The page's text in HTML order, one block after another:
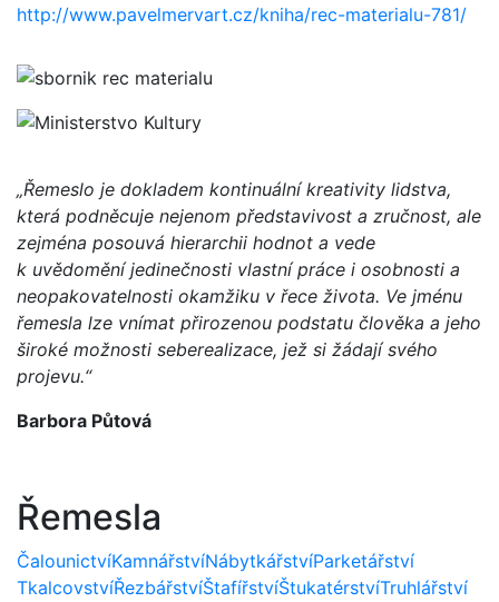
http://www.pavelmervart.cz/kniha/rec-materialu-781/
„Řemeslo je dokladem kontinuální kreativity lidstva,
která podněcuje nejenom představivost a zručnost, ale
zejména posouvá hierarchii hodnot a vede
k uvědomění jedinečnosti vlastní práce i osobnosti a
neopakovatelnosti okamžiku v řece života. Ve jménu
řemesla lze vnímat přirozenou podstatu člověka a jeho
široké možnosti seberealizace, jež si žádají svého
projevu.“
Barbora Půtová
Řemesla
ČalounictvíKamnářstvíNábytkářstvíParketářství
TkalcovstvíŘezbářstvíŠtafířstvíŠtukatérstvíTruhlářství